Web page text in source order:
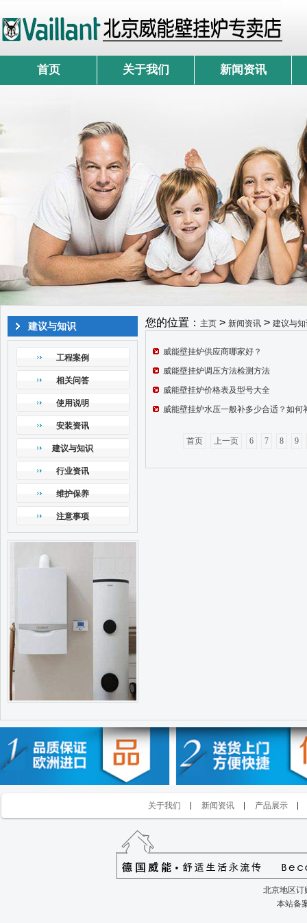
首页 关于我们 新闻资讯
建议与知识
工程案例
相关问答
使用说明
安装资讯
建议与知识
行业资讯
维护保养
注意事项
您的位置： 主页 > 新闻资讯 > 建议与
威能壁挂炉供应商哪家好？
威能壁挂炉调压方法检测方法
威能壁挂炉价格表及型号大全
威能壁挂炉水压一般补多少合适？如何
首页 上一页 6 7 8 9
关于我们 新闻资讯 产品展示
北京地区
本站备